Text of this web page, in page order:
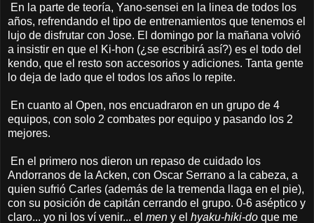
En la parte de teoría, Yano-sensei en la linea de todos los
años, refrendando el tipo de entrenamientos que tenemos el
lujo de disfrutar con Jose. El domingo por la mañana volvió
a insistir en que el Ki-hon (¿se escribirá así?) es el todo del
kendo, que el resto son accesorios y adiciones. Tanta gente
lo deja de lado que el todos los años lo repite.
En cuanto al Open, nos encuadraron en un grupo de 4
equipos, con solo 2 combates por equipo y pasando los 2
mejores.
En el primero nos dieron un repaso de cuidado los
Andorranos de la Acken, con Oscar Serrano a la cabeza, a
quien sufrió Carles (además de la tremenda llaga en el pie),
con su posición de capitán cerrando el grupo. 0-6 aséptico y
claro... yo ni los ví venir... el men y el hyaku-hiki-do que me